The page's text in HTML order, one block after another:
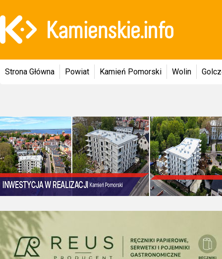
Strona Główna Powiat Kamień Pomorski Wolin